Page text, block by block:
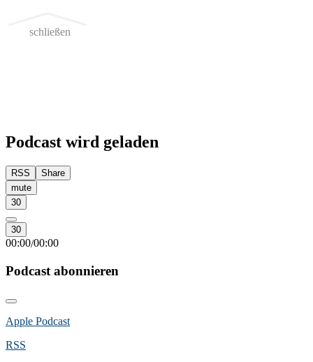
schließen
Podcast wird geladen
RSS
Share
mute
30
30
00:00/00:00
Podcast abonnieren
Apple Podcast
RSS